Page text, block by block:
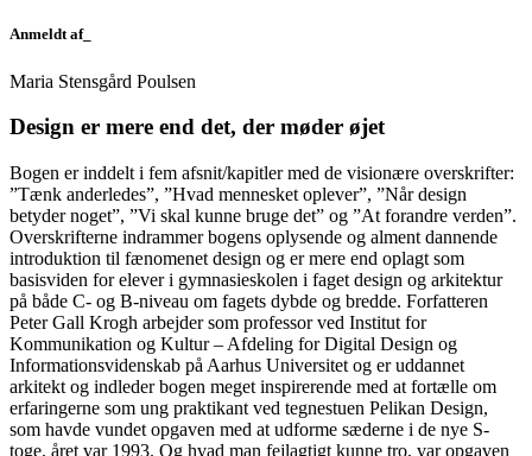
Anmeldt af_
Maria Stensgård Poulsen
Design er mere end det, der møder øjet
Bogen er inddelt i fem afsnit/kapitler med de visionære overskrifter:
”Tænk anderledes”, ”Hvad mennesket oplever”, ”Når design
betyder noget”, ”Vi skal kunne bruge det” og ”At forandre verden”.
Overskrifterne indrammer bogens oplysende og alment dannende
introduktion til fænomenet design og er mere end oplagt som
basisviden for elever i gymnasieskolen i faget design og arkitektur
på både C- og B-niveau om fagets dybde og bredde. Forfatteren
Peter Gall Krogh arbejder som professor ved Institut for
Kommunikation og Kultur – Afdeling for Digital Design og
Informationsvidenskab på Aarhus Universitet og er uddannet
arkitekt og indleder bogen meget inspirerende med at fortælle om
erfaringerne som ung praktikant ved tegnestuen Pelikan Design,
som havde vundet opgaven med at udforme sæderne i de nye S-
toge, året var 1993. Og hvad man fejlagtigt kunne tro, var opgaven